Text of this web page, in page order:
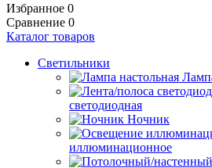
Избранное 0
Сравнение 0
Каталог товаров
Светильники
светодиодная
Ночник
иллюминационное